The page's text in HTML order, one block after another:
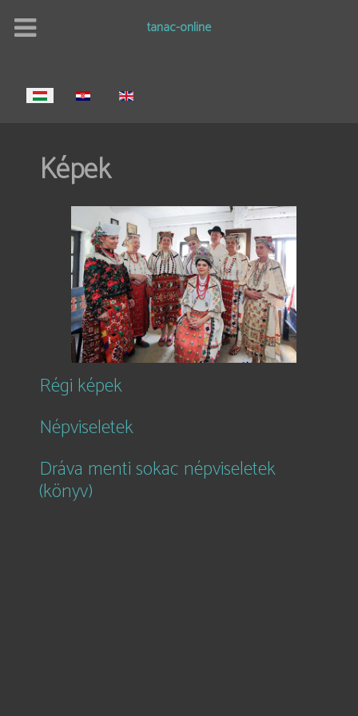
tanac-online
Válasszon nyelvet
Képek
Régi képek
Népviseletek
Dráva menti sokac népviseletek
(könyv)